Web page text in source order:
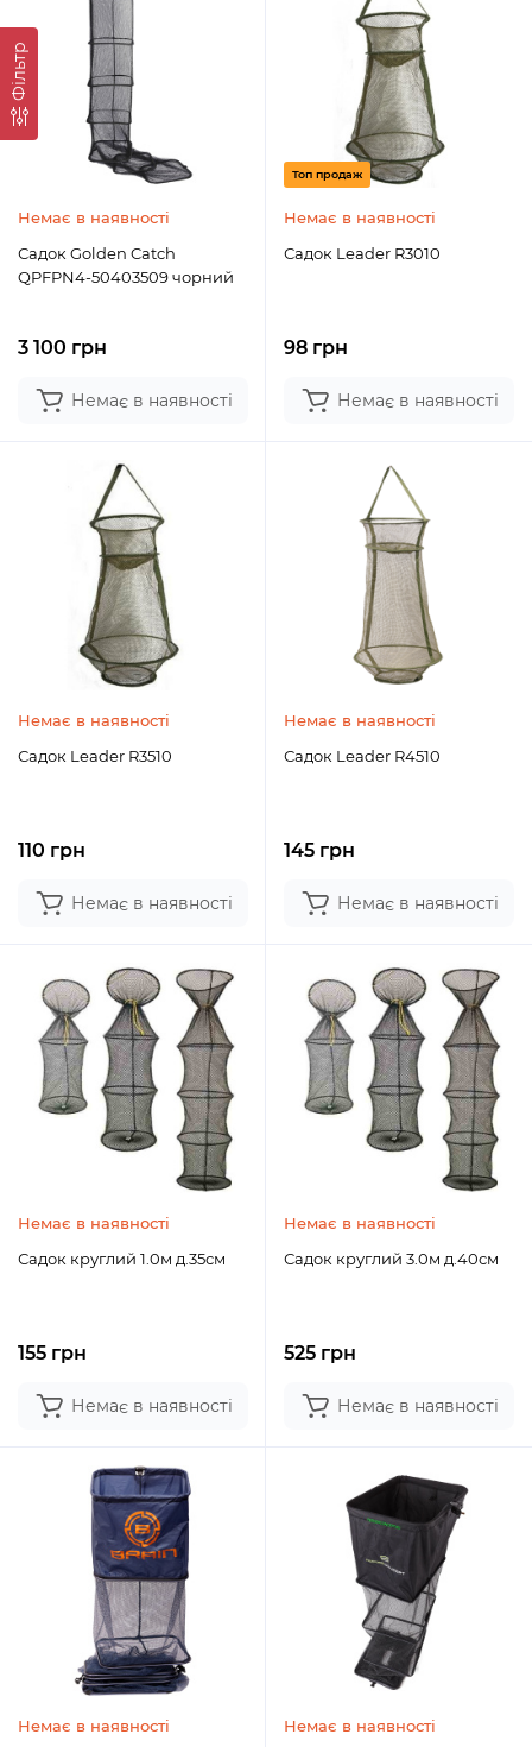
Фільтр
Немає в наявності
Садок Golden Catch
QPFPN4-50403509 чорний
3 100 грн
Немає в наявності
Топ продаж
Немає в наявності
Садок Leader R3010
98 грн
Немає в наявності
Немає в наявності
Садок Leader R3510
110 грн
Немає в наявності
Немає в наявності
Садок Leader R4510
145 грн
Немає в наявності
Немає в наявності
Садок круглий 1.0м д.35см
155 грн
Немає в наявності
Немає в наявності
Садок круглий 3.0м д.40см
525 грн
Немає в наявності
Немає в наявності
Немає в наявності